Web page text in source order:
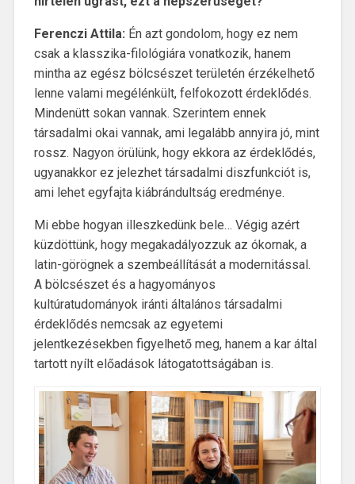
Ferenczi Attila: Én azt gondolom, hogy ez nem
csak a klasszika-filológiára vonatkozik, hanem
mintha az egész bölcsészet területén érzékelhető
lenne valami megélénkült, felfokozott érdeklődés.
Mindenütt sokan vannak. Szerintem ennek
társadalmi okai vannak, ami legalább annyira jó, mint
rossz. Nagyon örülünk, hogy ekkora az érdeklődés,
ugyanakkor ez jelezhet társadalmi diszfunkciót is,
ami lehet egyfajta kiábrándultság eredménye.
Mi ebbe hogyan illeszkedünk bele… Végig azért
küzdöttünk, hogy megakadályozzuk az ókornak, a
latin-görögnek a szembeállítását a modernitással.
A bölcsészet és a hagyományos
kultúratudományok iránti általános társadalmi
érdeklődés nemcsak az egyetemi
jelentkezésekben figyelhető meg, hanem a kar által
tartott nyílt előadások látogatottságában is.